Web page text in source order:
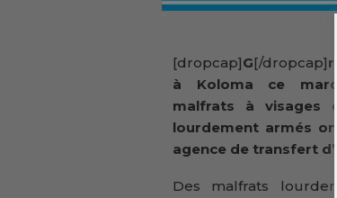
[dropcap]G[/dropcap]
à Koloma ce
malfrats à visages
lourdement armés
agence de transfert
Des malfrats